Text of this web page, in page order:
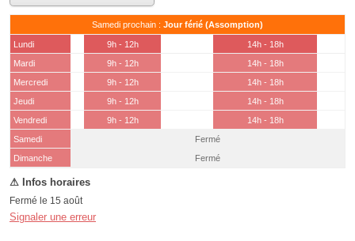
Samedi prochain : Jour férié (Assomption)
Lundi 9h - 12h
14h - 18h
Mardi
9h - 12h
14h - 18h
Mercredi
9h - 12h
14h - 18h
Jeudi
9h - 12h
14h - 18h
Vendredi
9h - 12h
14h - 18h
Samedi
(15 août)
Fermé
Dimanche
Fermé
Fermé le 15 août
Signaler une erreur